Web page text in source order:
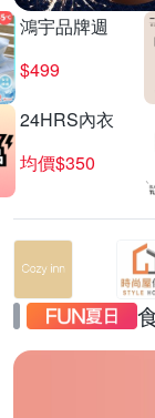
鴻宇品牌週
$499
24HRS內衣
均價$350